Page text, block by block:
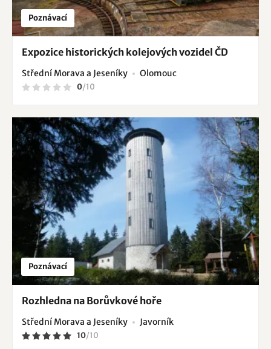
Poznávací
Expozice historických kolejových vozidel ČD
Střední Morava a Jeseníky Olomouc
0/10
Poznávací
Rozhledna na Borůvkové hoře
Střední Morava a Jeseníky Javorník
10/10